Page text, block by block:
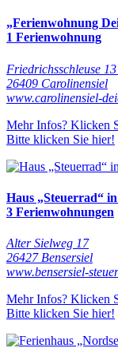
„Ferienwohnung
1 Ferienwohnung
Friedrichsschleuse
26409 Carolinensiel
www.carolinensiel-
Mehr Infos? Klicken
Bitte klicken Sie hier!
Haus „Steuerrad“
3 Ferienwohnungen
Alter Sielweg 17
26427 Bensersiel
www.bensersiel-
Mehr Infos? Klicken
Bitte klicken Sie hier!